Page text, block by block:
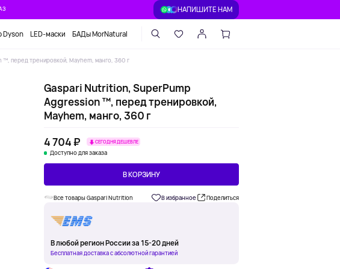
НАПИШИТЕ НАМ
Dyson LED-маски БАДы MorNatural
перед тренировкой, Mayhem, манго, 360 г
Gaspari Nutrition, SuperPump
Aggression ™, перед тренировкой,
Mayhem, манго, 360 г
4 704 ₽
СЕГОДНЯ ДЕШЕВЛЕ
Доступно для заказа
В КОРЗИНУ
Все товары Gaspari Nutrition В избранное Поделиться
В любой регион России за 15-20 дней
Бесплатная доставка с абсолютной гарантией